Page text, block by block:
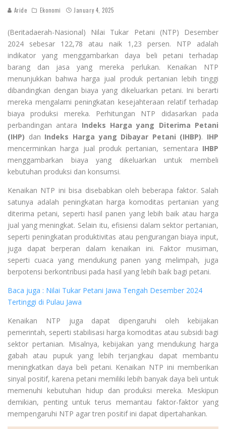
Aride Ekonomi January 4, 2025
(Beritadaerah-Nasional) Nilai Tukar Petani (NTP) Desember
2024 sebesar 122,78 atau naik 1,23 persen. NTP adalah
indikator yang menggambarkan daya beli petani terhadap
barang dan jasa yang mereka perlukan. Kenaikan NTP
menunjukkan bahwa harga jual produk pertanian lebih tinggi
dibandingkan dengan biaya yang dikeluarkan petani. Ini berarti
mereka mengalami peningkatan kesejahteraan relatif terhadap
biaya produksi mereka. Perhitungan NTP didasarkan pada
perbandingan antara Indeks Harga yang Diterima Petani
(IHP) dan Indeks Harga yang Dibayar Petani (IHBP). IHP
mencerminkan harga jual produk pertanian, sementara IHBP
menggambarkan biaya yang dikeluarkan untuk membeli
kebutuhan produksi dan konsumsi.
Kenaikan NTP ini bisa disebabkan oleh beberapa faktor. Salah
satunya adalah peningkatan harga komoditas pertanian yang
diterima petani, seperti hasil panen yang lebih baik atau harga
jual yang meningkat. Selain itu, efisiensi dalam sektor pertanian,
seperti peningkatan produktivitas atau pengurangan biaya input,
juga dapat berperan dalam kenaikan ini. Faktor musiman,
seperti cuaca yang mendukung panen yang melimpah, juga
berpotensi berkontribusi pada hasil yang lebih baik bagi petani.
Baca juga : Nilai Tukar Petani Jawa Tengah Desember 2024
Tertinggi di Pulau Jawa
Kenaikan NTP juga dapat dipengaruhi oleh kebijakan
pemerintah, seperti stabilisasi harga komoditas atau subsidi bagi
sektor pertanian. Misalnya, kebijakan yang mendukung harga
gabah atau pupuk yang lebih terjangkau dapat membantu
meningkatkan daya beli petani. Kenaikan NTP ini memberikan
sinyal positif, karena petani memiliki lebih banyak daya beli untuk
memenuhi kebutuhan hidup dan produksi mereka. Meskipun
demikian, penting untuk terus memantau faktor-faktor yang
mempengaruhi NTP agar tren positif ini dapat dipertahankan.